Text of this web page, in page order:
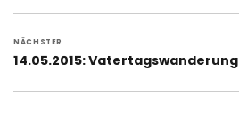
NÄCHSTER
Nächster
14.05.2015: Vatertagswanderung